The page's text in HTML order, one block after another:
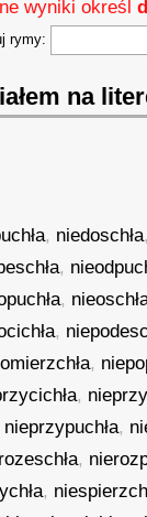
wyniki określ
rymy:
na
, niedoschła,
,
,
,
,
,
nieprzypuchła,
,
,